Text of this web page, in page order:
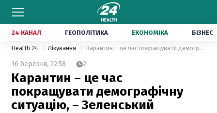
24 КАНАЛ ГЕОПОЛІТИКА ЕКОНОМІКА БІЗНЕС
Health 24 Лікування Карантин – це час покращувати демографічну ситуацію, – Зеленський
16 березня, 22:58 2
Карантин – це час
покращувати демографічну
ситуацію, – Зеленський